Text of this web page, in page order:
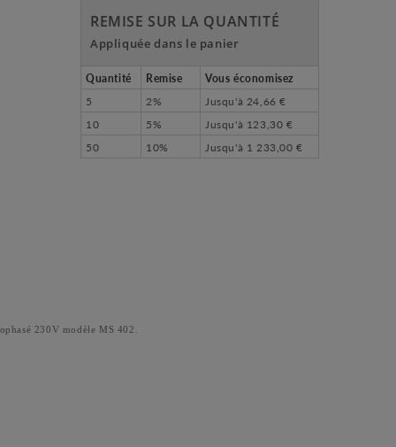
REMISE SUR LA QUANTITÉ
Appliquée dans le panier
Quantité Remise
Vous économisez
5
2% Jusqu'à 24,66 €
10
5% Jusqu'à 123,30 €
50
10% Jusqu'à 1 233,00 €
230V modèle MS 402.